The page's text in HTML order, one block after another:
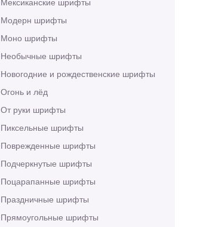
Модерн шрифты
Моно шрифты
Необычные шрифты
Новогодние и рождественские шрифты
Огонь и лёд
От руки шрифты
Пиксельные шрифты
Поврежденные шрифты
Подчеркнутые шрифты
Поцарапанные шрифты
Праздничные шрифты
Прямоугольные шрифты